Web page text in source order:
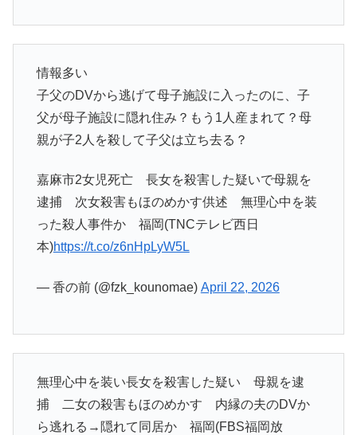
情報多い
子父のDVから逃げて母子施設に入ったのに、子
父が母子施設に隠れ住み？もう1人産まれて？母
親が子2人を殺して子父は立ち去る？
嘉麻市2女児死亡 長女を殺害した疑いで母親を
逮捕 次女殺害もほのめかす供述 無理心中を装
った殺人事件か 福岡(TNCテレビ西日
本)https://t.co/z6nHpLyW5L
— 香の前 (@fzk_kounomae) April 22, 2026
無理心中を装い長女を殺害した疑い 母親を逮
捕 二女の殺害もほのめかす 内縁の夫のDVか
ら逃れる→隠れて同居か 福岡(FBS福岡放